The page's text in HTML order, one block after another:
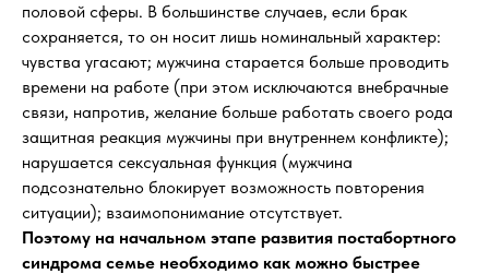
половой сферы. В большинстве случаев, если брак
сохраняется, то он носит лишь номинальный характер:
чувства угасают; мужчина старается больше проводить
времени на работе (при этом исключаются внебрачные
связи, напротив, желание больше работать своего рода
защитная реакция мужчины при внутреннем конфликте);
нарушается сексуальная функция (мужчина
подсознательно блокирует возможность повторения
ситуации); взаимопонимание отсутствует.
Поэтому на начальном этапе развития постабортного
синдрома семье необходимо как можно быстрее